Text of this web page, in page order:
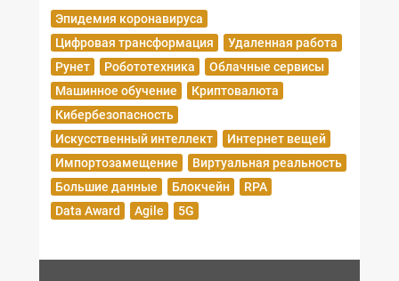
Эпидемия коронавируса
Цифровая трансформация
Удаленная работа
Рунет
Робототехника
Облачные сервисы
Машинное обучение
Криптовалюта
Кибербезопасность
Искусственный интеллект
Интернет вещей
Импортозамещение
Виртуальная реальность
Большие данные
Блокчейн
RPA
Data Award
Agile 5G